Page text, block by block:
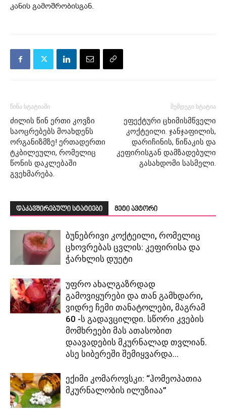
კანის გამოშრობისგან.
წინა სტატიაში
ძილის წინ ერთი კოვზი
საოცრებებს მოახდენს
ორგანიზმზე! ერთადერთი
ტკბილეული, რომელიც
წონის დაკლებაში
გვეხმარება.
შემდეგი სტატია
ეფექტური ცხიმისმწველი
კოქტეილი. ჯანჯაფილის,
დარიჩინის, წიწაკის და
კეფირისგან დამზადებული
გასახდომი სასმელი.
დაკავშირებული სტატიები მეტი ავტორი
ბუნებრივი კოქტეილი, რომელიც
ცხოვრებას ცვლის: კეფირისა და
ჭარხლის დუეტი
უფრო ახალგაზრდად
გამოვიყურები და თან გამხდარი,
ვიდრე ჩემი თანატოლები, მაგრამ
60 -ს გადავცილდი. სწორი კვების
მომხრეები მას ათასობით
დაავადების მკურნალად თვლიან.
ასე სიბერეში შემიყვარდა...
ექიმი კომაროვსკი: “ჰომეოპათია
მკურნალობის ილუზიაა”